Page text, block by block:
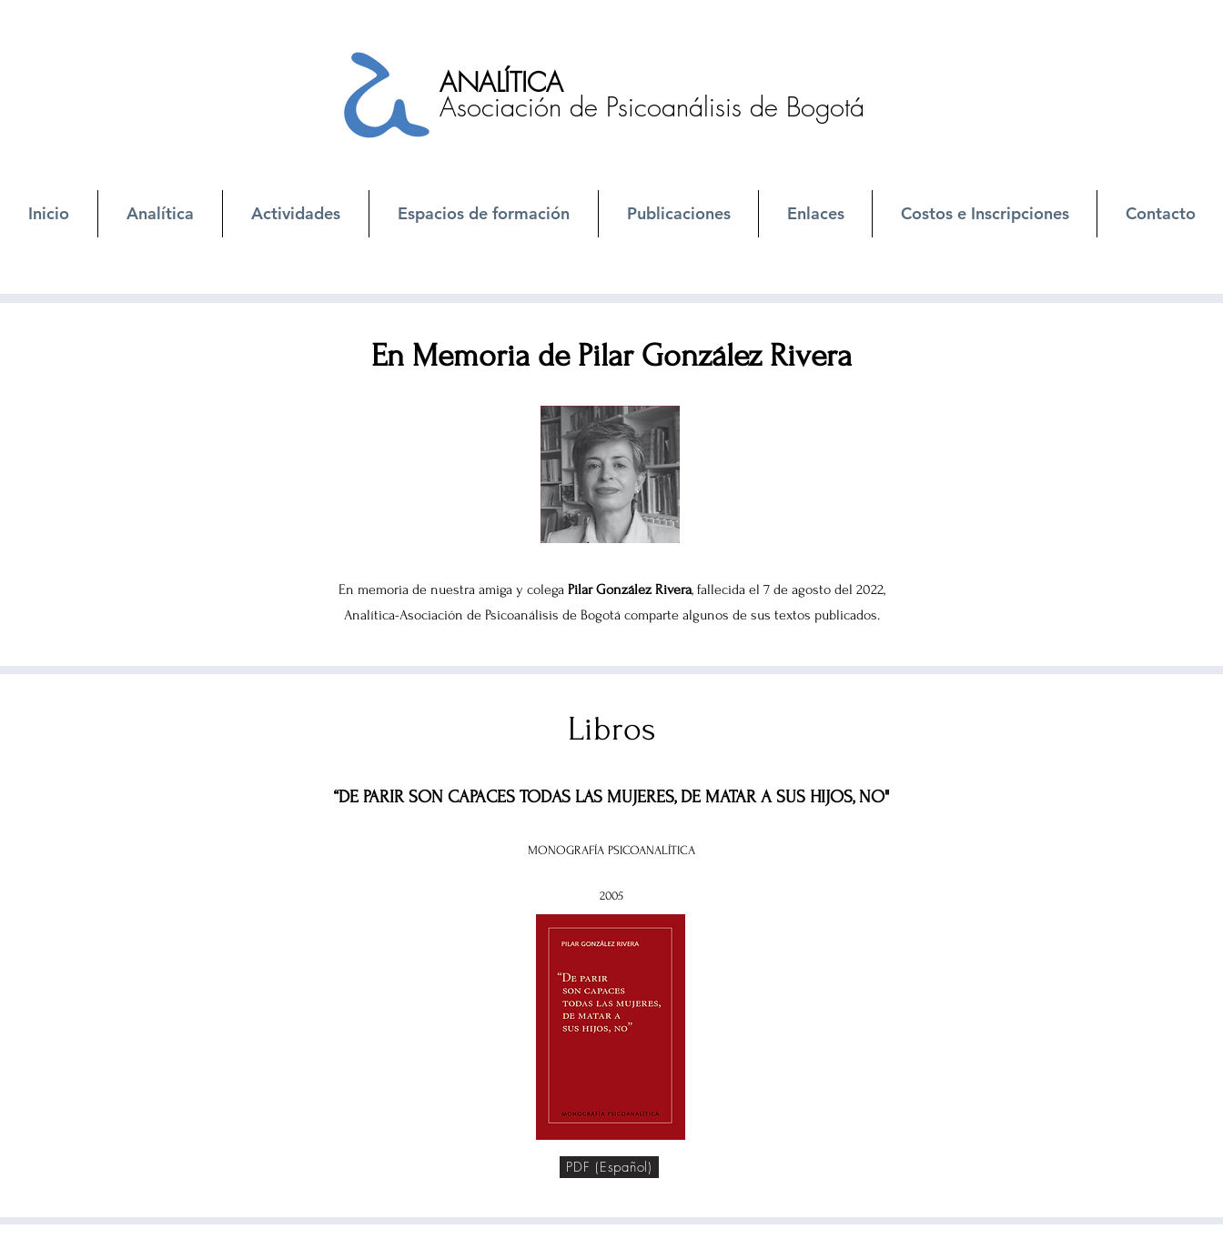
ANALÍTICA
Asociación de Psicoanálisis de Bogotá
Inicio Analítica Actividades Espacios de formación Publicaciones Enlaces Costos e Inscripciones Contacto
En Memoria de Pilar González Rivera
En memoria de nuestra amiga y colega Pilar González Rivera, fallecida el 7 de agosto del 2022,
Analítica-Asociación de Psicoanálisis de Bogotá comparte algunos de sus textos publicados.
Libros
“DE PARIR SON CAPACES TODAS LAS MUJERES, DE MATAR A SUS HIJOS, NO"
MONOGRAFÍA PSICOANALÍTICA
2005
PDF (Español)